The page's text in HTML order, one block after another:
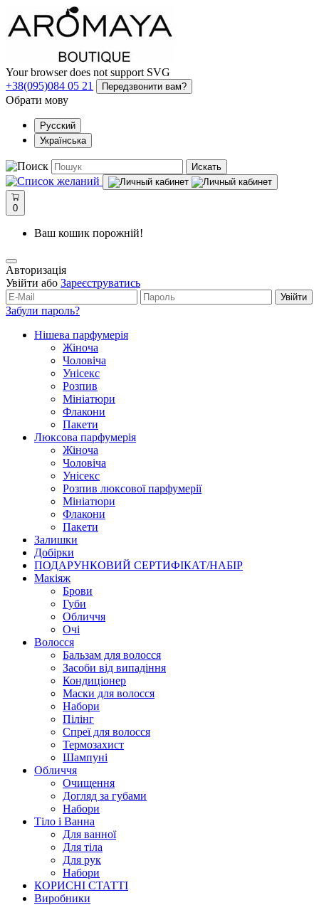
Your browser does not support SVG
+38(095)084 05 21
Передзвонити вам?
Обрати мову
Русский
Українська
Искать
0
Ваш кошик порожній!
Авторизація
Увійти або Зареєструватись
Увійти
Забули пароль?
Нішева парфумерія
Жіноча
Чоловіча
Унісекс
Розпив
Мініатюри
Флакони
Пакети
Люксова парфумерія
Жіноча
Чоловіча
Унісекс
Розпив люксової парфумерії
Мініатюри
Флакони
Пакети
Залишки
Добірки
ПОДАРУНКОВИЙ СЕРТИФІКАТ/НАБІР
Макіяж
Брови
Губи
Обличчя
Очі
Волосся
Бальзам для волосся
Засоби від випадіння
Кондиціонер
Маски для волосся
Набори
Пілінг
Спреї для волосся
Термозахист
Шампуні
Обличчя
Очищення
Догляд за губами
Набори
Тіло і Ванна
Для ванної
Для тіла
Для рук
Набори
КОРИСНІ СТАТТІ
Виробники